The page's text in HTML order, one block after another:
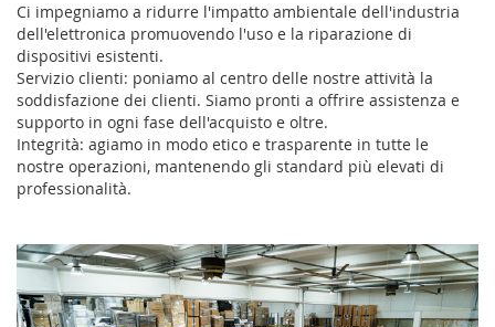
Ci impegniamo a ridurre l'impatto ambientale dell'industria
dell'elettronica promuovendo l'uso e la riparazione di
dispositivi esistenti.
Servizio clienti: poniamo al centro delle nostre attività la
soddisfazione dei clienti. Siamo pronti a offrire assistenza e
supporto in ogni fase dell'acquisto e oltre.
Integrità: agiamo in modo etico e trasparente in tutte le
nostre operazioni, mantenendo gli standard più elevati di
professionalità.